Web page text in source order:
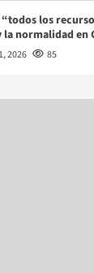
los
normalidad en
2026 85